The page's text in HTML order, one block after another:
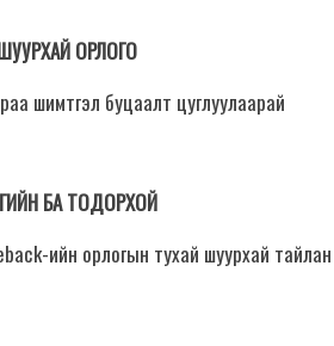
ОРЛОГО
шимтгэл буцаалт цуглуулаарай
БА ТОДОРХОЙ
ийн орлогын тухай шуурхай тайлан